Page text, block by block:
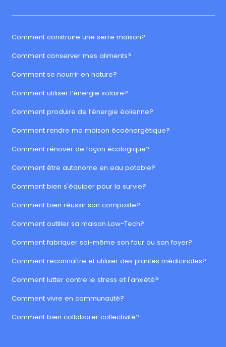
Comment construire une serre maison?
Comment conserver mes aliments?
Comment se nourrir en nature?
Comment utiliser l’énergie solaire?
Comment produire de l’énergie éolienne?
Comment rendre ma maison écoénergétique?
Comment rénover de façon écologique?
Comment être autonome en eau potable?
Comment bien s'équiper pour la survie?
Comment bien réussir son composte?
Comment outiller sa maison Low-Tech?
Comment fabriquer soi-même son four ou son foyer?
Comment reconnaître et utiliser des plantes médicinales?
Comment lutter contre le stress et l'anxiété?
Comment vivre en communauté?
Comment bien collaborer collectivité?